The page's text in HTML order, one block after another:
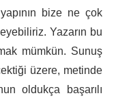
bize ne çok
Yazarın bu
mümkün. Sunuş
üzere, metinde
oldukça başarılı